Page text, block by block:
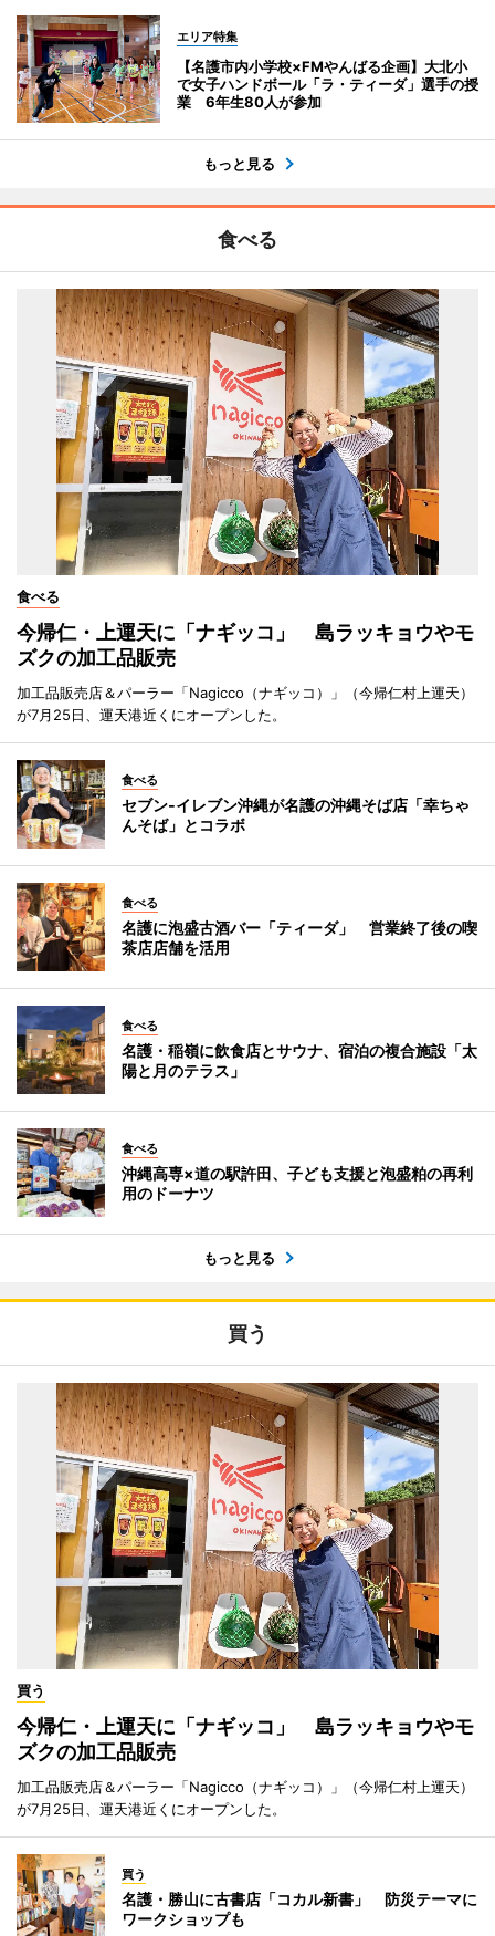
エリア特集
【名護市内小学校×FMやんばる企画】大北小
で女子ハンドボール「ラ・ティーダ」選手の授
業 6年生80人が参加
もっと見る
食べる
食べる
今帰仁・上運天に「ナギッコ」 島ラッキョウやモ
ズクの加工品販売
加工品販売店＆パーラー「Nagicco（ナギッコ）」（今帰仁村上運天）
が7月25日、運天港近くにオープンした。
食べる
セブン‐イレブン沖縄が名護の沖縄そば店「幸ちゃ
んそば」とコラボ
食べる
名護に泡盛古酒バー「ティーダ」 営業終了後の喫
茶店店舗を活用
食べる
名護・稲嶺に飲食店とサウナ、宿泊の複合施設「太
陽と月のテラス」
食べる
沖縄高専×道の駅許田、子ども支援と泡盛粕の再利
用のドーナツ
もっと見る
買う
買う
今帰仁・上運天に「ナギッコ」 島ラッキョウやモ
ズクの加工品販売
加工品販売店＆パーラー「Nagicco（ナギッコ）」（今帰仁村上運天）
が7月25日、運天港近くにオープンした。
買う
名護・勝山に古書店「コカル新書」 防災テーマに
ワークショップも